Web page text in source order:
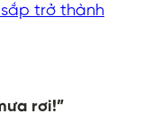
trở thành
rơi!”